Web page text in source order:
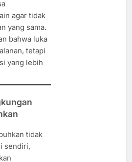
agar tidak
yang sama.
bahwa luka
tetapi
yang lebih
tidak
sendiri,